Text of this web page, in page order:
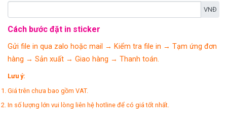
VNĐ
Cách bước đặt in sticker
Gửi file in qua zalo hoặc mail → Kiểm tra file in → Tạm ứng đơn
hàng → Sản xuất → Giao hàng → Thanh toán.
Lưu ý:
Giá trên chưa bao gồm VAT.
In số lượng lớn vui lòng liên hệ hotline để có giá tốt nhất.